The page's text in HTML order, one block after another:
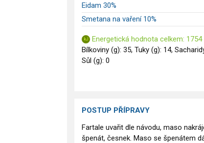
Eidam 30%
Smetana na vaření 10%
Energetická hodnota celkem: 1754
Bílkoviny (g): 35, Tuky (g): 14,
Sůl (g): 0
POSTUP PŘÍPRAVY
Fartale uvařit dle návodu, maso
špenát, česnek. Maso se špenátem